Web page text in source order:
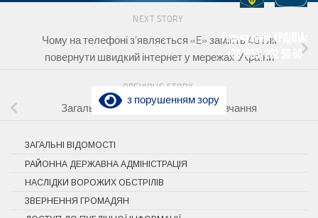
з порушенням зору
NEXT STORY
Чому на телефоні з’являється «E» замість 4G і як
повернути швидкий інтернет у мережах України
PREVIOUS STORY
Загальнонаціональна хвилина мовчання
ЗАГАЛЬНІ ВІДОМОСТІ
РАЙОННА ДЕРЖАВНА АДМІНІСТРАЦІЯ
НАСЛІДКИ ВОРОЖИХ ОБСТРІЛІВ
ЗВЕРНЕННЯ ГРОМАДЯН